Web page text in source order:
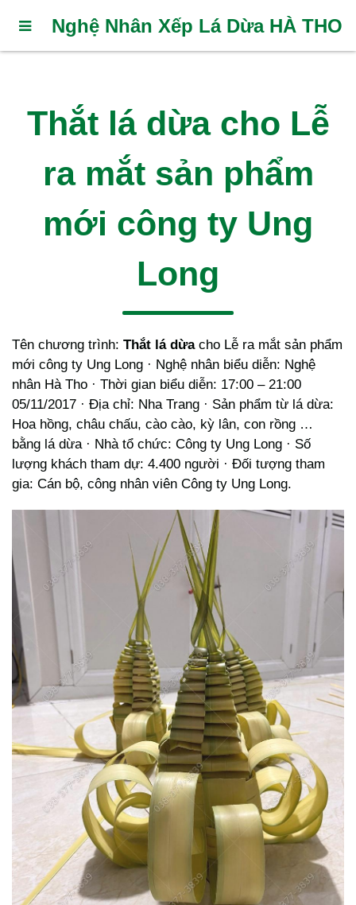
Nghệ Nhân Xếp Lá Dừa HÀ THO
Thắt lá dừa cho Lễ
ra mắt sản phẩm
mới công ty Ung
Long
Tên chương trình: Thắt lá dừacho Lễ ra mắt sản phẩm
mới công ty Ung Long · Nghệ nhân biểu diễn: Nghệ
nhân Hà Tho · Thời gian biểu diễn: 17:00 – 21:00
05/11/2017 · Địa chỉ: Nha Trang · Sản phẩm từ lá dừa:
Hoa hồng, châu chấu, cào cào, kỳ lân, con rồng …
bằng lá dừa · Nhà tổ chức: Công ty Ung Long · Số
lượng khách tham dự: 4.400 người · Đối tượng tham
gia: Cán bộ, công nhân viên Công ty Ung Long.